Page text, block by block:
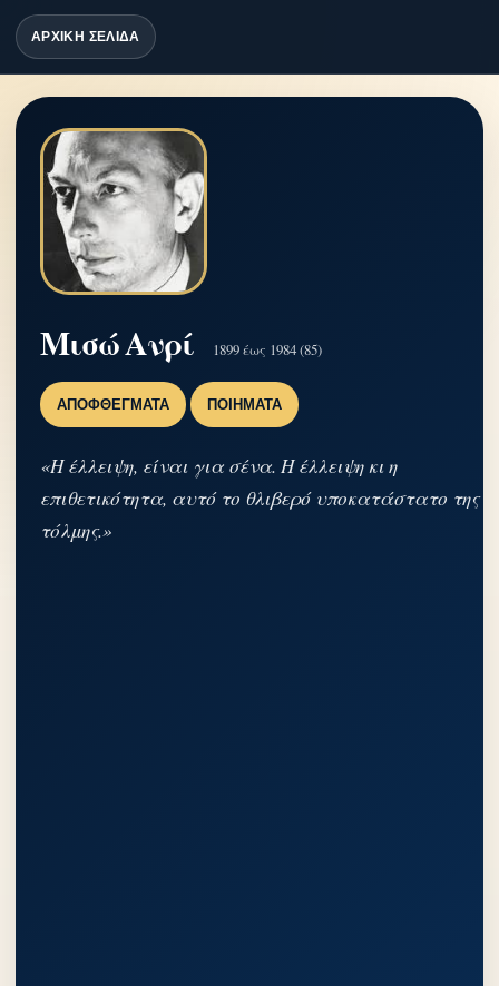
ΑΡΧΙΚΗ ΣΕΛΙΔΑ
Μισώ Ανρί 1899 έως 1984 (85)
ΑΠΟΦΘΈΓΜΑΤΑ ΠΟΙΉΜΑΤΑ
«Η έλλειψη, είναι για σένα. Η έλλειψη κι η
επιθετικότητα, αυτό το θλιβερό υποκατάστατο της
τόλμης.»